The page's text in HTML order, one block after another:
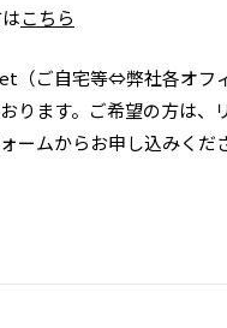
こちら
（ご自宅等⇔弊社各オフ
ります。ご希望の方は、
ームからお申し込みくだ